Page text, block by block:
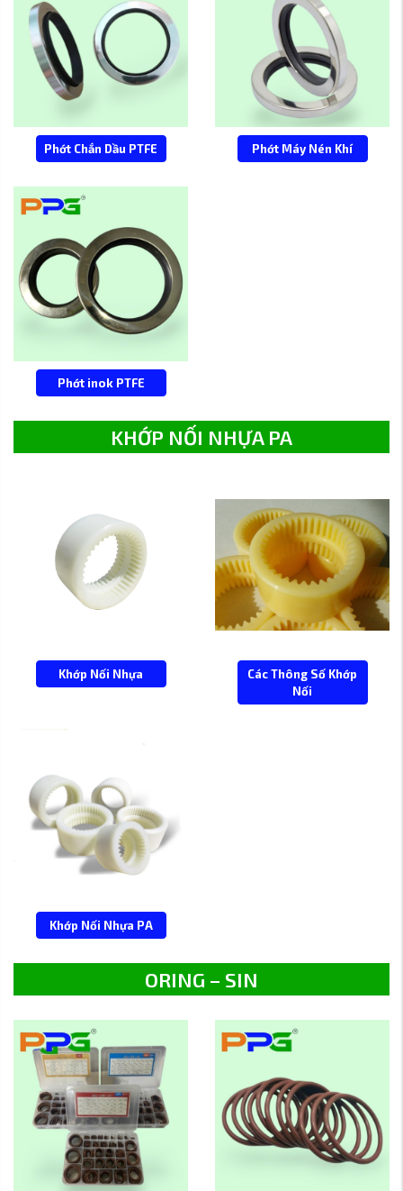
Phớt Chắn Dầu PTFE Phớt Máy Nén Khí
Phớt inok PTFE
KHỚP NỐI NHỰA PA
Khớp Nối Nhựa
Các Thông Số Khớp
Nối
Khớp Nối Nhựa PA
ORING – SIN